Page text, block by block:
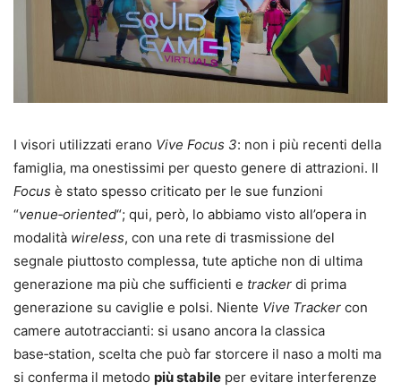
I visori utilizzati erano Vive Focus 3: non i più recenti della
famiglia, ma onestissimi per questo genere di attrazioni. Il
Focus è stato spesso criticato per le sue funzioni
“venue‑oriented“; qui, però, lo abbiamo visto all’opera in
modalità wireless, con una rete di trasmissione del
segnale piuttosto complessa, tute aptiche non di ultima
generazione ma più che sufficienti e tracker di prima
generazione su caviglie e polsi. Niente Vive Tracker con
camere autotraccianti: si usano ancora la classica
base‑station, scelta che può far storcere il naso a molti ma
si conferma il metodo più stabile per evitare interferenze